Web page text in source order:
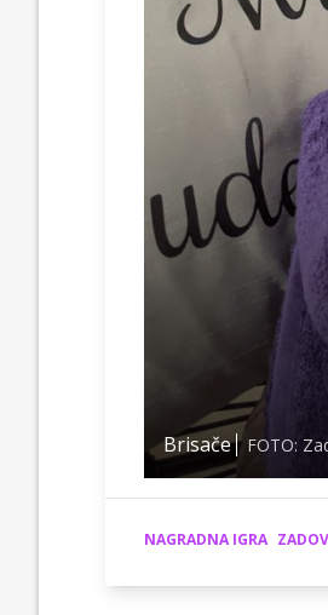
Brisače FOTO:
NAGRADNA IGRA